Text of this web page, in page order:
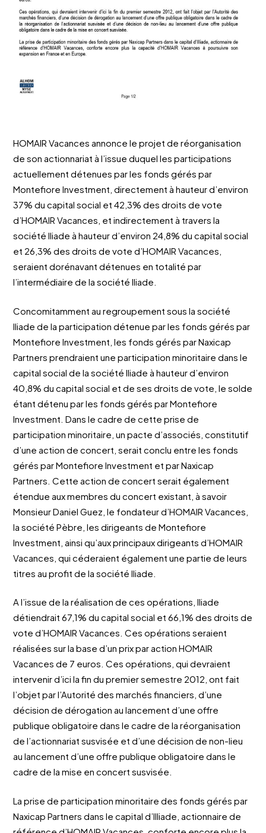
HOMAIR Vacances annonce le projet de réorganisation
de son actionnariat à l’issue duquel les participations
actuellement détenues par les fonds gérés par
Montefiore Investment, directement à hauteur d’environ
37% du capital social et 42,3% des droits de vote
d’HOMAIR Vacances, et indirectement à travers la
société Iliade à hauteur d’environ 24,8% du capital social
et 26,3% des droits de vote d’HOMAIR Vacances,
seraient dorénavant détenues en totalité par
l’intermédiaire de la société Iliade.
Concomitamment au regroupement sous la société
Iliade de la participation détenue par les fonds gérés par
Montefiore Investment, les fonds gérés par Naxicap
Partners prendraient une participation minoritaire dans le
capital social de la société Iliade à hauteur d’environ
40,8% du capital social et de ses droits de vote, le solde
étant détenu par les fonds gérés par Montefiore
Investment. Dans le cadre de cette prise de
participation minoritaire, un pacte d’associés, constitutif
d’une action de concert, serait conclu entre les fonds
gérés par Montefiore Investment et par Naxicap
Partners. Cette action de concert serait également
étendue aux membres du concert existant, à savoir
Monsieur Daniel Guez, le fondateur d’HOMAIR Vacances,
la société Pèbre, les dirigeants de Montefiore
Investment, ainsi qu’aux principaux dirigeants d’HOMAIR
Vacances, qui céderaient également une partie de leurs
titres au profit de la société Iliade.
A l’issue de la réalisation de ces opérations, Iliade
détiendrait 67,1% du capital social et 66,1% des droits de
vote d’HOMAIR Vacances. Ces opérations seraient
réalisées sur la base d’un prix par action HOMAIR
Vacances de 7 euros. Ces opérations, qui devraient
intervenir d’ici la fin du premier semestre 2012, ont fait
l’objet par l’Autorité des marchés financiers, d’une
décision de dérogation au lancement d’une offre
publique obligatoire dans le cadre de la réorganisation
de l’actionnariat susvisée et d’une décision de non-lieu
au lancement d’une offre publique obligatoire dans le
cadre de la mise en concert susvisée.
La prise de participation minoritaire des fonds gérés par
Naxicap Partners dans le capital d’lIliade, actionnaire de